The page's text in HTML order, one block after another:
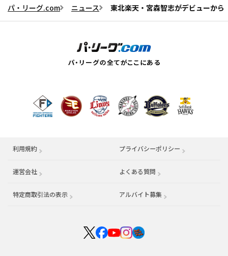
パ・リーグ.com ニュース 東北楽天・宮森智志がデビューか
利用規約 プライバシーポリシー
運営会社 （別ウィンドウで開く） よくある質問
特定商取引法の表示 アルバイト募集 （別ウィンドウで開く